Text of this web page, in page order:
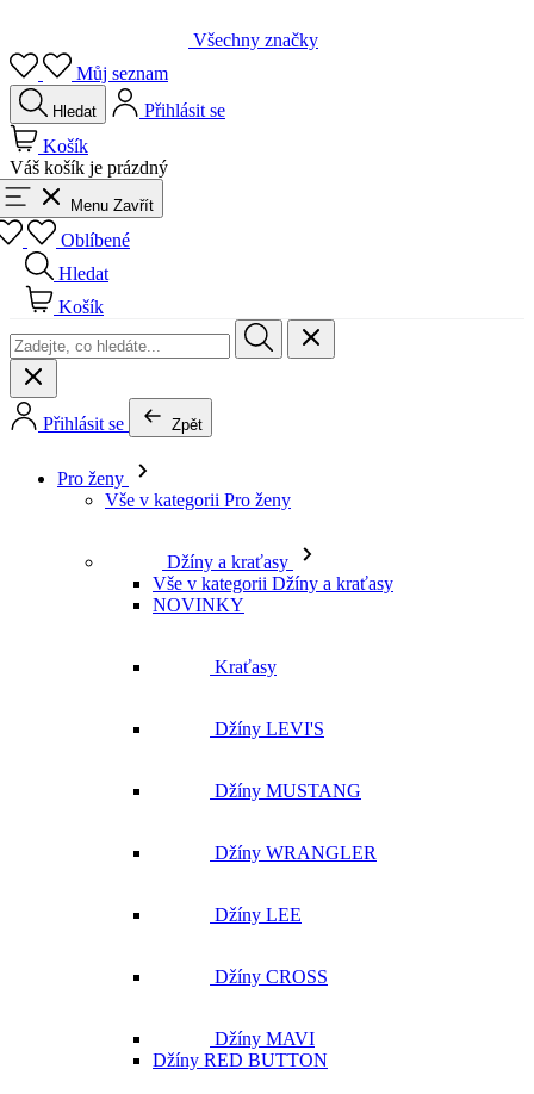
Všechny značky
Můj seznam
Hledat
Přihlásit se
Košík
Váš košík je prázdný
Menu Zavřít
Oblíbené
Hledat
Košík
Přihlásit se Zpět
Pro ženy
Vše v kategorii Pro ženy
Džíny a kraťasy
Vše v kategorii Džíny a kraťasy
NOVINKY
Kraťasy
Džíny LEVI'S
Džíny MUSTANG
Džíny WRANGLER
Džíny LEE
Džíny CROSS
Džíny MAVI
Džíny RED BUTTON